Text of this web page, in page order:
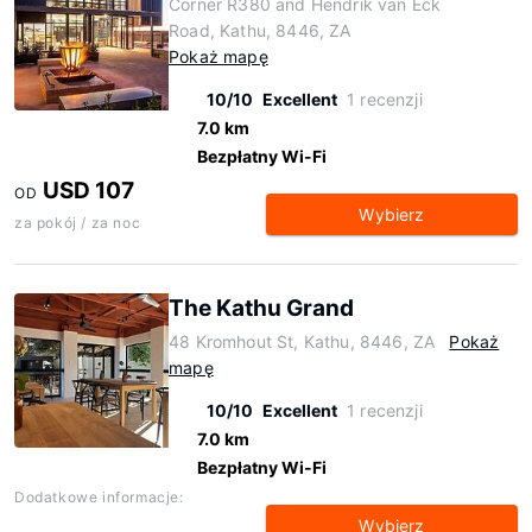
Corner R380 and Hendrik van Eck
Road, Kathu, 8446, ZA
Pokaż mapę
10/10 Excellent 1 recenzji
7.0 km
Bezpłatny Wi-Fi
OD USD 107
za pokój / za noc Wybierz
The Kathu Grand
48 Kromhout St, Kathu, 8446, ZA
Pokaż
mapę
10/10 Excellent 1 recenzji
7.0 km
Bezpłatny Wi-Fi
Dodatkowe informacje:
Wybierz